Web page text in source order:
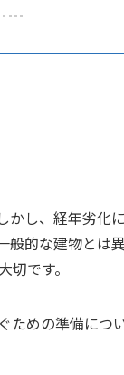
かし、経年劣化
的な建物とは
です。
ための準備につ